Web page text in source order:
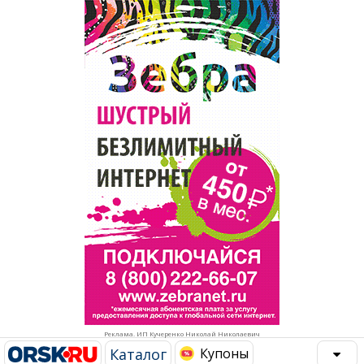
Реклама. ИП Кучеренко Николай Николаевич
Каталог Купоны
Рестораны, кафе, бары
Развлечения и отдых
Спорт Фитнес
Недвижимость
Красота Косметология
Торговля
Бизнес и финансы
Юристы, Экспертиза, Страхование
Ремонт
Социальные организации
Это интересно
Администрация
Популярное →